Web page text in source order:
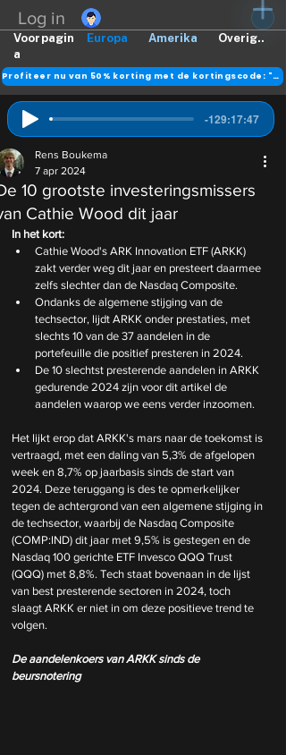
Log in
Europa Amerika Overig..
Voorpagin
a
Profiteer nu van 50% korting met de kortingscode: "DANK"
-129:17:47
10 grootste investeringsmissers
Cathie Wood dit jaar
Rens Boukema
7 apr 2024
In het kort:
Cathie Wood's ARK Innovation ETF (ARKK)
zakt verder weg dit jaar en presteert daarmee
zelfs slechter dan de Nasdaq Composite.
Ondanks de algemene stijging van de
techsector, lijdt ARKK onder prestaties, met
slechts 10 van de 37 aandelen in de
portefeuille die positief presteren in 2024.
De 10 slechtst presterende aandelen in ARKK
gedurende 2024 zijn voor dit artikel de
aandelen waarop we eens verder inzoomen.
Het lijkt erop dat ARKK's mars naar de toekomst is
vertraagd, met een daling van 5,3% de afgelopen
week en 8,7% op jaarbasis sinds de start van
2024. Deze teruggang is des te opmerkelijker
tegen de achtergrond van een algemene stijging in
de techsector, waarbij de Nasdaq Composite
(COMP:IND) dit jaar met 9,5% is gestegen en de
Nasdaq 100 gerichte ETF Invesco QQQ Trust
(QQQ) met 8,8%. Tech staat bovenaan in de lijst
van best presterende sectoren in 2024, toch
slaagt ARKK er niet in om deze positieve trend te
volgen.
De aandelenkoers van ARKK sinds de
beursnotering